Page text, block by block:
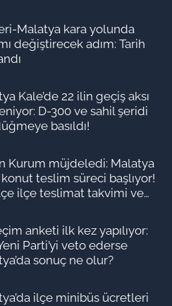
Malatya kara yolunda
değiştirecek adım: Tarih
Kale’de 22 ilin geçiş aksı
D-300 ve sahil şeridi
basıldı!
Kurum müjdeledi: Malatya
konut teslim süreci başlıyor!
ilçe teslimat takvimi ve
anketi ilk kez yapılıyor:
Parti’yi veto ederse
sonuç ne olur?
ilçe minibüs ücretleri